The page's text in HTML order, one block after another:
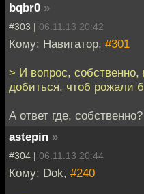
bqbr0 »
#303 | 06.11.13 20:42
Кому: Навигатор, #301
> И вопрос,
добиться, чтоб рожали
А ответ где, собственно?
astepin »
#304 | 06.11.13 20:44
Кому: Dok, #240